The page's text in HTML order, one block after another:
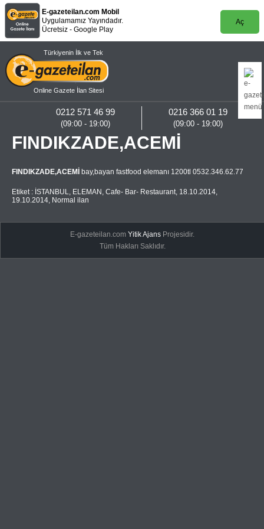
E-gazeteilan.com Mobil
Uygulamamız Yayındadır.
Ücretsiz - Google Play
Aç
Türkiyenin İlk ve Tek
Online Gazete İlan Sitesi
0216 366 01 19
(09:00 - 19:00)
0212 571 46 99
(09:00 - 19:00)
FINDIKZADE,ACEMİ
FINDIKZADE,ACEMİ bay,bayan fastfood elemanı 1200tl 0532.346.62.77
Etiket : İSTANBUL, ELEMAN , Cafe- Bar- Restaurant, 18.10.2014,
19.10.2014, Normal ilan
E-gazeteilan.comYitik Ajans Projesidir.
Tüm Hakları Saklıdır.